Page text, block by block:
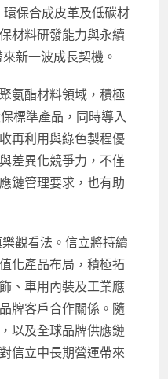
保合成皮革及低碳材
材料研發能力與永續
新一波成長契機。
氨酯材料領域，積極
標準產品，同時導入
再利用與綠色製程優
差異化競爭力，不僅
鏈管理要求，也有助
觀看法。信立將持續
化產品布局，積極拓
、車用內裝及工業應
牌客戶合作關係。隨
以及全球品牌供應鏈
信立中長期營運帶來